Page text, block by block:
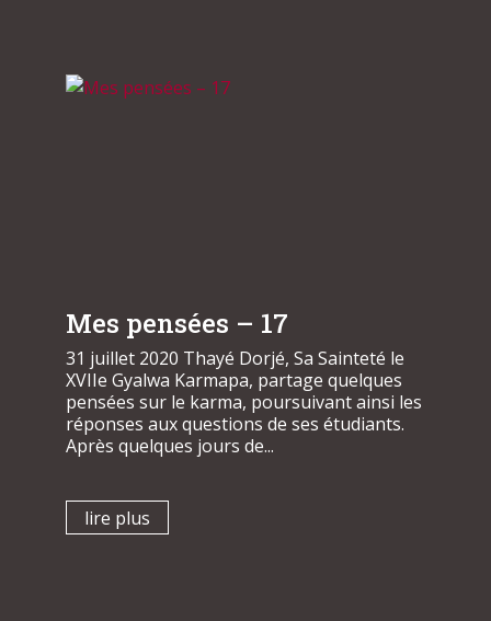
Mes pensées – 17
31 juillet 2020 Thayé Dorjé, Sa Sainteté le
XVIIe Gyalwa Karmapa, partage quelques
pensées sur le karma, poursuivant ainsi les
réponses aux questions de ses étudiants.
Après quelques jours de...
lire plus